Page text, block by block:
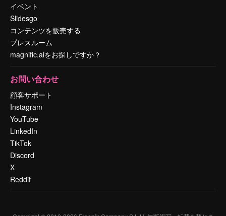
イベント
Slidesgo
コンテンツを販売する
プレスルーム
magnific.aiをお探しですか？
お問い合わせ
顧客サポート
Instagram
YouTube
LinkedIn
TikTok
Discord
X
Reddit